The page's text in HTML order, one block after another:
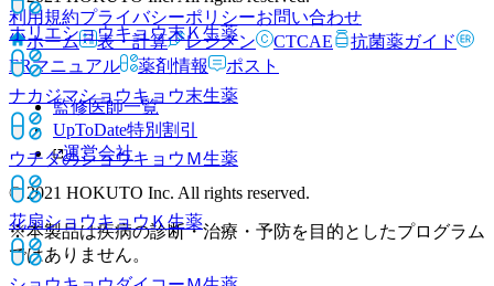
ホリエショウキョウ末Ｋ 生薬
ナカジマショウキョウ末生薬
ウチダのショウキョウＭ生薬
花扇ショウキョウＫ 生薬
利用規約プライバシーポリシーお問い合わせ
ホーム
表・計算 レジメン CTCAE
抗菌薬ガイド
ERマニュアル
薬剤情報 ポスト
監修医師一覧
UpToDate特別割引
運営会社
© 2021 HOKUTO Inc. All rights reserved.
※本製品は疾病の診断・治療・予防を目的としたプログラム
ではありません。